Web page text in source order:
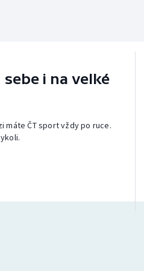
i na velké
máte ČT sport vždy po ruce.